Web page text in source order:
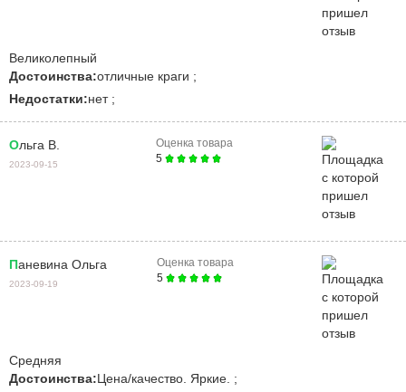
Великолепный
Достоинства:отличные краги ;
Недостатки:нет ;
Ольга В.
2023-09-15
Оценка товара
5
Паневина Ольга
2023-09-19
Оценка товара
5
Средняя
Достоинства:Цена/качество. Яркие. ;